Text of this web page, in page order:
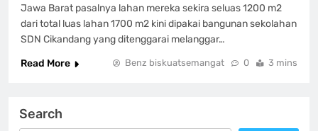
Jawa Barat pasalnya lahan mereka sekira seluas 1200 m2
dari total luas lahan 1700 m2 kini dipakai bangunan sekolahan
SDN Cikandang yang ditenggarai melanggar…
Read More
Benz biskuatsemangat 0 3 mins
Search